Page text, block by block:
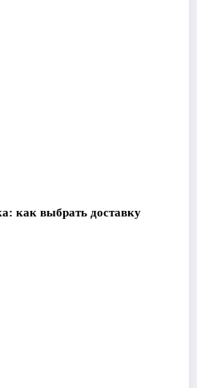
как выбрать доставку